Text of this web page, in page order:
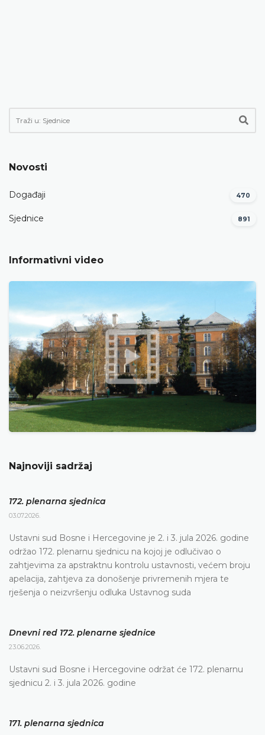
Novosti
Događaji 470
Sjednice 891
Informativni video
Najnoviji sadržaj
172. plenarna sjednica
03.07.2026.
Ustavni sud Bosne i Hercegovine je 2. i 3. jula 2026. godine
održao 172. plenarnu sjednicu na kojoj je odlučivao o
zahtjevima za apstraktnu kontrolu ustavnosti, većem broju
apelacija, zahtjeva za donošenje privremenih mjera te
rješenja o neizvršenju odluka Ustavnog suda
Dnevni red 172. plenarne sjednice
23.06.2026.
Ustavni sud Bosne i Hercegovine održat će 172. plenarnu
sjednicu 2. i 3. jula 2026. godine
171. plenarna sjednica